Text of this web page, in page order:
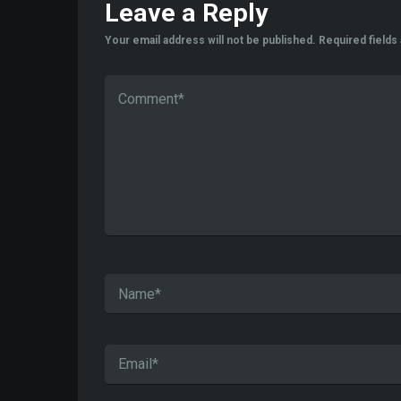
Leave a Reply
Your email address will not be published. Required fields